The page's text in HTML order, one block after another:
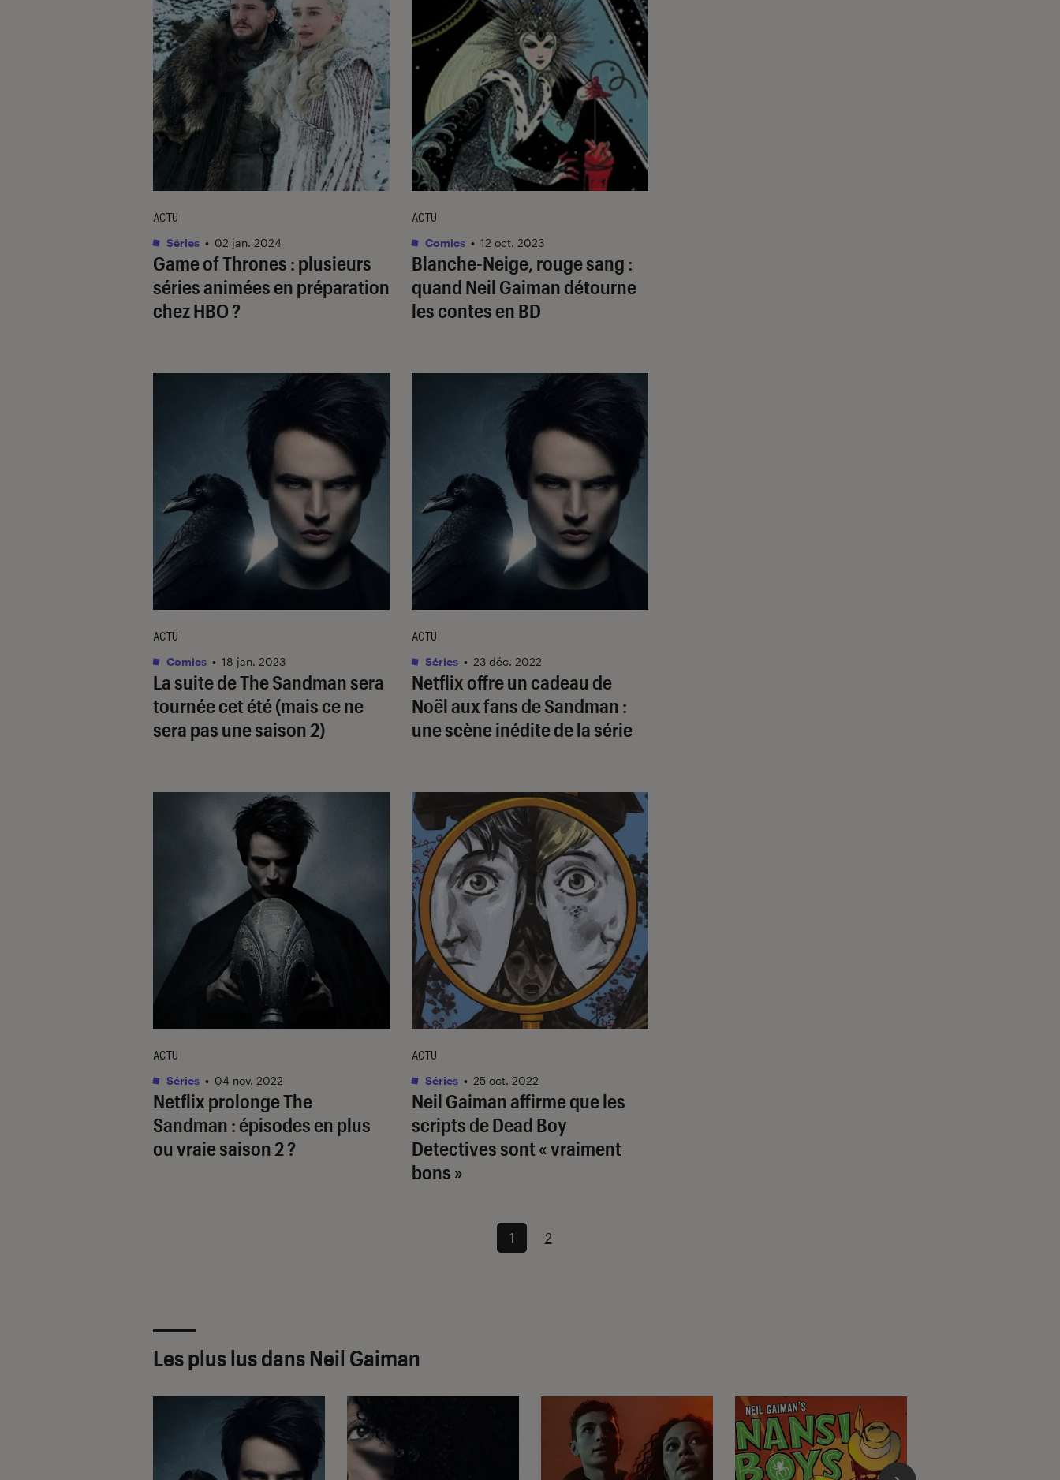
Game of Thrones : plusieurs
séries animées en préparation
chez HBO ?
ACTU
Séries • 02 jan. 2024
Blanche-Neige, rouge sang :
quand Neil Gaiman détourne
les contes en BD
ACTU
Comics • 12 oct. 2023
La suite deThe Sandmansera
tournée cet été (mais ce ne
sera pas une saison 2)
ACTU
Comics • 18 jan. 2023
Netflix offre un cadeau de
Noël aux fans deSandman :
une scène inédite de la série
ACTU
Séries • 23 déc. 2022
Netflix prolongeThe
Sandman : épisodes en plus
ou vraie saison 2 ?
ACTU
Séries • 04 nov. 2022
Neil Gaiman affirme que les
scripts deDead Boy
Detectivessont « vraiment
bons »
ACTU
Séries • 25 oct. 2022
1 2
Les plus lus dans Neil Gaiman